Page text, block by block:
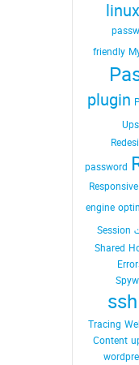
friendly
plugin
Ups
password
Responsive
engine
Session
Shared
ssh
Tracing
Content